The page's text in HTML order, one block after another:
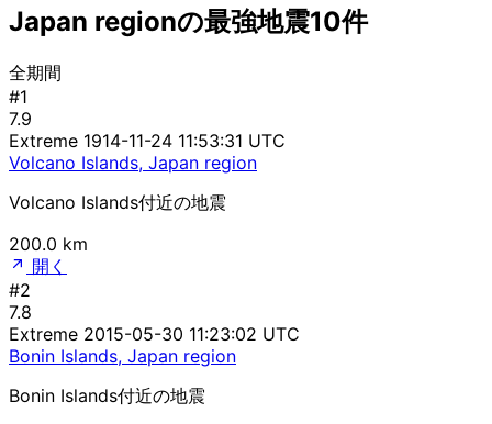
Japan regionの最強地震10件
全期間
#1
7.9
Extreme 1914-11-24 11:53:31 UTC
Volcano Islands, Japan region
Volcano Islands付近の地震
200.0 km
開く
#2
7.8
Extreme 2015-05-30 11:23:02 UTC
Bonin Islands, Japan region
Bonin Islands付近の地震